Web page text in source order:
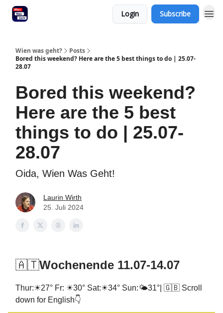
Login Subscribe
Wien was geht?
Posts
Bored this weekend? Here are the 5 best things to do | 25.07-
28.07
Bored this weekend?
Here are the 5 best
things to do | 25.07-
28.07
Oida, Wien Was Geht!
Laurin Wirth
25. Juli 2024
🇦🇹Wochenende 11.07-14.07
Thur:☀27° Fr: ☀30° Sat:☀34° Sun:🌤31°| 🇬🇧 Scroll
down for English👇